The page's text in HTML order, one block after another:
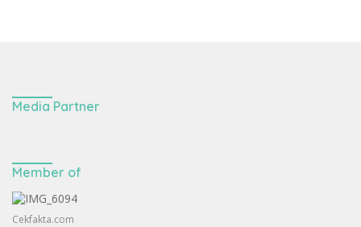
Media Partner
Member of
Cekfakta.com